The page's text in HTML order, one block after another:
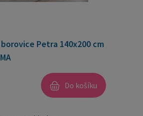
Petra 140x200 cm
Do košíku